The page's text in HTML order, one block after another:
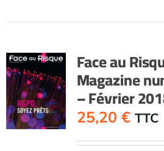
Face au
Magazine
– Février
25,20 € TTC